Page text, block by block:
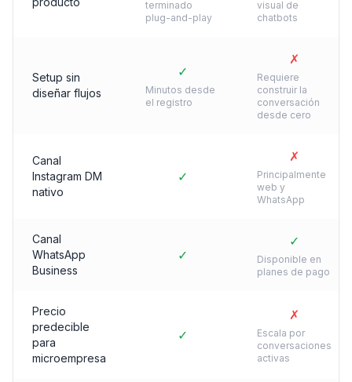
terminado
plug-and-play
visual de
chatbots
Setup sin
diseñar flujos
✓
Minutos desde
el registro
✗
Requiere
construir la
conversación
desde cero
Canal
Instagram DM
nativo
✓
✗
Principalmente
web y
WhatsApp
Canal
WhatsApp
Business
✓
✓
Disponible en
planes de pago
Precio
predecible
para
microempresa
✓
✗
Escala por
conversaciones
activas